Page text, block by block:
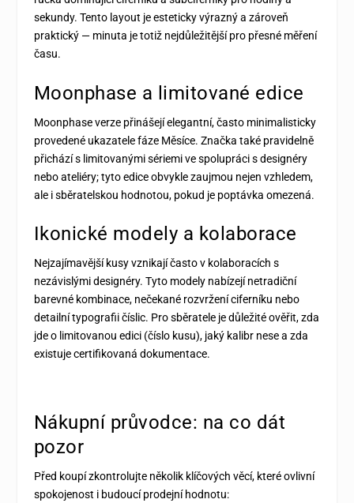
sekundy. Tento layout je esteticky výrazný a zároveň
praktický — minuta je totiž nejdůležitější pro přesné měření
času.
Moonphase a limitované edice
Moonphase verze přinášejí elegantní, často minimalisticky
provedené ukazatele fáze Měsíce. Značka také pravidelně
přichází s limitovanými sériemi ve spolupráci s designéry
nebo ateliéry; tyto edice obvykle zaujmou nejen vzhledem,
ale i sběratelskou hodnotou, pokud je poptávka omezená.
Ikonické modely a kolaborace
Nejzajímavější kusy vznikají často v kolaboracích s
nezávislými designéry. Tyto modely nabízejí netradiční
barevné kombinace, nečekané rozvržení ciferníku nebo
detailní typografii číslic. Pro sběratele je důležité ověřit, zda
jde o limitovanou edici (číslo kusu), jaký kalibr nese a zda
existuje certifikovaná dokumentace.
Nákupní průvodce: na co dát
pozor
Před koupí zkontrolujte několik klíčových věcí, které ovlivní
spokojenost i budoucí prodejní hodnotu: